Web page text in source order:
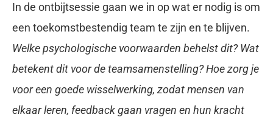
In de ontbijtsessie gaan we in op wat er nodig is om
een toekomstbestendig team te zijn en te blijven.
Welke psychologische voorwaarden behelst dit? Wat
betekent dit voor de teamsamenstelling? Hoe zorg je
voor een goede wisselwerking, zodat mensen van
elkaar leren, feedback gaan vragen en hun kracht